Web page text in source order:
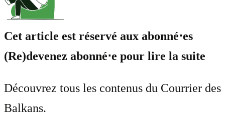
Cet article est réservé aux abonné⋅es
(Re)devenez abonné⋅e pour lire la suite
Découvrez tous les contenus du Courrier des
Balkans.